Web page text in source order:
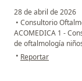
28 de abril de 2026
• Consultorio
ACOMEDICA 1 -
de oftalmología
• en opinión del
Reportar